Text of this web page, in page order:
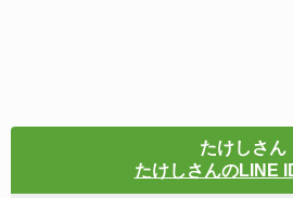
たけしさん
たけしさんのLINE